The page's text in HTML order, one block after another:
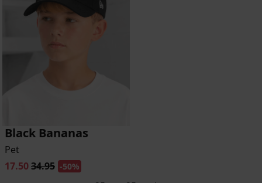
Black Bananas
Pet
17.5034.95 -50%